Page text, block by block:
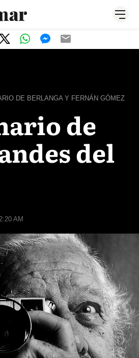
DE BERLANGA Y FERNÁN GÓMEZ
de
del
AM